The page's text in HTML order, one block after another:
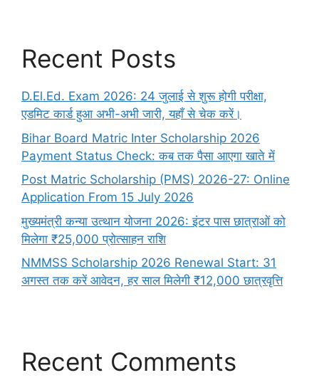
Recent Posts
D.El.Ed. Exam 2026: 24 जुलाई से शुरू होगी परीक्षा,
एडमिट कार्ड हुआ अभी-अभी जारी, यहाँ से चेक करें।
Bihar Board Matric Inter Scholarship 2026
Payment Status Check: कब तक पैसा आएगा खाते में
Post Matric Scholarship (PMS) 2026-27: Online
Application From 15 July 2026
मुख्यमंत्री कन्या उत्थान योजना 2026: इंटर पास छात्राओं को
मिलेगा ₹25,000 प्रोत्साहन राशि
NMMSS Scholarship 2026 Renewal Start: 31
अगस्त तक करें आवेदन, हर साल मिलेगी ₹12,000 छात्रवृत्ति
Recent Comments